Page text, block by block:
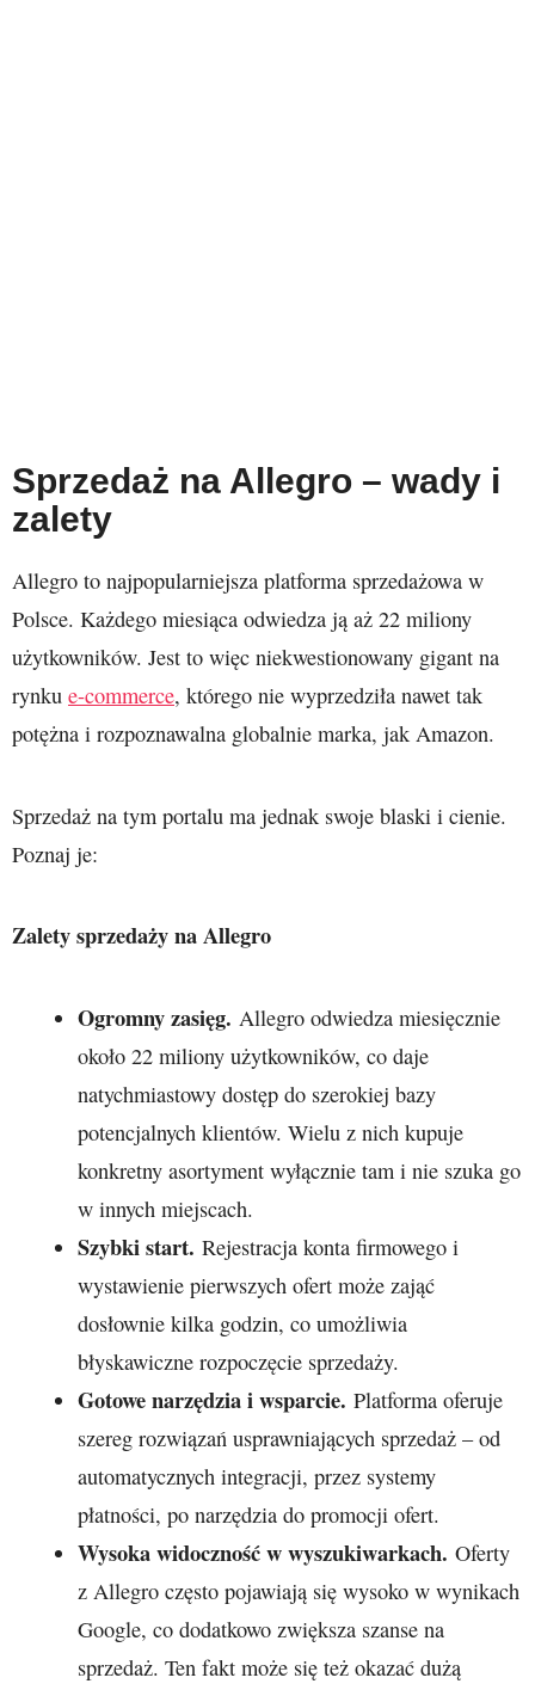
Sprzedaż na Allegro – wady i
zalety
Allegro to najpopularniejsza platforma sprzedażowa w
Polsce. Każdego miesiąca odwiedza ją aż 22 miliony
użytkowników. Jest to więc niekwestionowany gigant na
rynku e-commerce, którego nie wyprzedziła nawet tak
potężna i rozpoznawalna globalnie marka, jak Amazon.
Sprzedaż na tym portalu ma jednak swoje blaski i cienie.
Poznaj je:
Zalety sprzedaży na Allegro
Ogromny zasięg.Allegro odwiedza miesięcznie
około 22 miliony użytkowników, co daje
natychmiastowy dostęp do szerokiej bazy
potencjalnych klientów. Wielu z nich kupuje
konkretny asortyment wyłącznie tam i nie szuka go
w innych miejscach.
Szybki start.Rejestracja konta firmowego i
wystawienie pierwszych ofert może zająć
dosłownie kilka godzin, co umożliwia
błyskawiczne rozpoczęcie sprzedaży.
Gotowe narzędzia i wsparcie.Platforma oferuje
szereg rozwiązań usprawniających sprzedaż – od
automatycznych integracji, przez systemy
płatności, po narzędzia do promocji ofert.
Wysoka widoczność w wyszukiwarkach. Oferty
z Allegro często pojawiają się wysoko w wynikach
Google, co dodatkowo zwiększa szanse na
sprzedaż. Ten fakt może się też okazać dużą